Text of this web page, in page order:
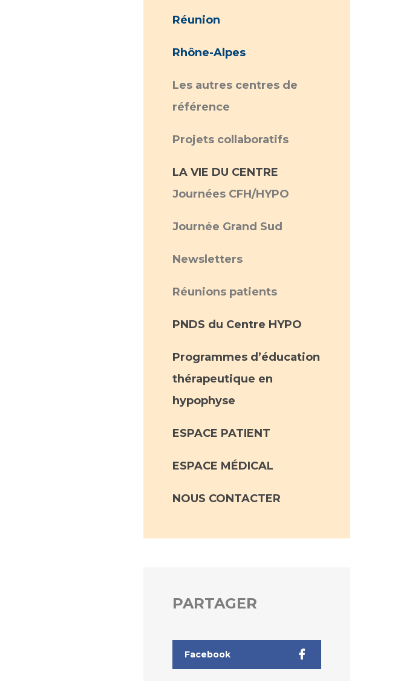
Réunion
Rhône-Alpes
Les autres centres de
référence
Projets collaboratifs
LA VIE DU CENTRE
Journées CFH/HYPO
Journée Grand Sud
Newsletters
Réunions patients
PNDS du Centre HYPO
Programmes d’éducation
thérapeutique en
hypophyse
ESPACE PATIENT
ESPACE MÉDICAL
NOUS CONTACTER
PARTAGER
Facebook